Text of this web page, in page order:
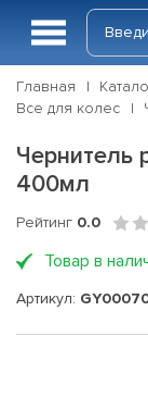
Главная
Все для колес
Чернитель
400мл
Рейтинг 0.0
Товар в
Артикул: